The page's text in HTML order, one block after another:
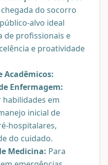
do socorro
alvo ideal
de profissionais e
e proatividade
Acadêmicos:
Enfermagem:
em
inicial de
hospitalares,
do cuidado.
Medicina: Para